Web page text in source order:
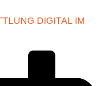
DIGITAL IM